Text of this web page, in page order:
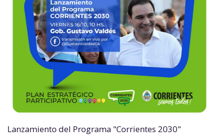
Lanzamiento del Programa "Corrientes 2030"